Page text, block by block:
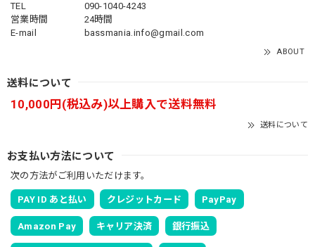
TEL
090-1040-4243
営業時間
24時間
E-mail
bassmania.info@gmail.com
ABOUT
送料について
10,000円(税込み)以上購入で送料無料
送料について
お支払い方法について
次の方法がご利用いただけます。
PAY ID あと払い クレジットカード PayPay
Amazon Pay キャリア決済 銀行振込